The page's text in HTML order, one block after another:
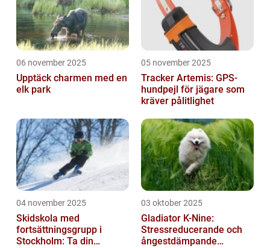
06 november 2025
Upptäck charmen med en
elk park
05 november 2025
Tracker Artemis: GPS-
hundpejl för jägare som
kräver pålitlighet
04 november 2025
Skidskola med
fortsättningsgrupp i
Stockholm: Ta din
03 oktober 2025
Gladiator K-Nine:
Stressreducerande och
ångestdämpande